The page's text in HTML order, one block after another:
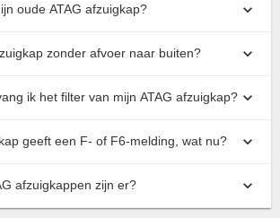
oude ATAG afzuigkap?
zonder afvoer naar buiten?
ik het filter van mijn ATAG afzuigkap?
geeft een F- of F6-melding, wat nu?
afzuigkappen zijn er?